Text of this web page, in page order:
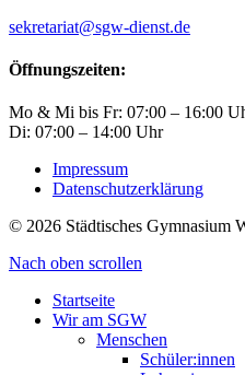
sekretariat@sgw-dienst.de
Öffnungszeiten:
Mo & Mi bis Fr: 07:00 – 16:00
Di: 07:00 – 14:00 Uhr
Impressum
Datenschutzerklärung
© 2026 Städtisches Gymnasium
Nach oben scrollen
Startseite
Wir am SGW
Menschen
Schüler:innen